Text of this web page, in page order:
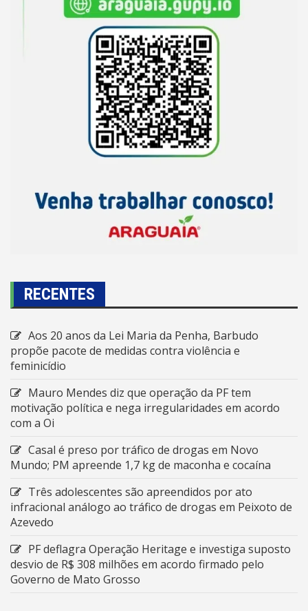
RECENTES
Aos 20 anos da Lei Maria da Penha, Barbudo
propõe pacote de medidas contra violência e
feminicídio
Mauro Mendes diz que operação da PF tem
motivação política e nega irregularidades em acordo
com a Oi
Casal é preso por tráfico de drogas em Novo
Mundo; PM apreende 1,7 kg de maconha e cocaína
Três adolescentes são apreendidos por ato
infracional análogo ao tráfico de drogas em Peixoto de
Azevedo
PF deflagra Operação Heritage e investiga suposto
desvio de R$ 308 milhões em acordo firmado pelo
Governo de Mato Grosso